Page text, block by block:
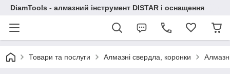
DiamTools - алмазний інструмент DISTAR і оснащення
Товари та послуги Алмазні свердла, коронки